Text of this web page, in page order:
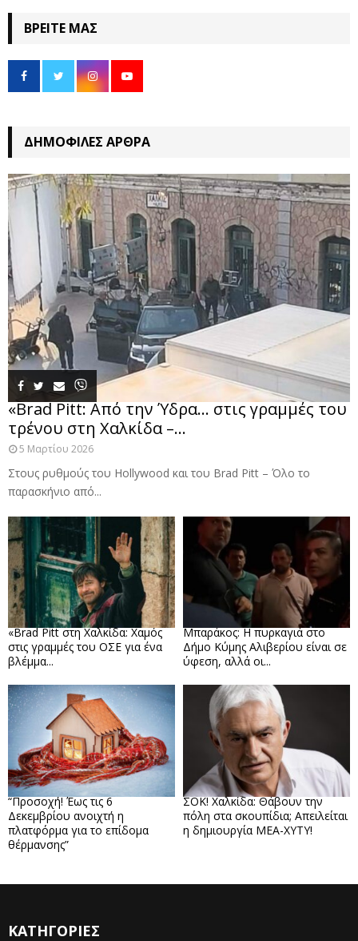
ΒΡΕΊΤΕ ΜΑΣ
ΔΗΜΟΦΙΛΈΣ ΆΡΘΡΑ
«Brad Pitt: Από την Ύδρα… στις γραμμές του
τρένου στη Χαλκίδα –...
5 Μαρτίου 2026
Στους ρυθμούς του Hollywood και του Brad Pitt – Όλο το
παρασκήνιο από...
«Brad Pitt στη Χαλκίδα: Χαμός
στις γραμμές του ΟΣΕ για ένα
βλέμμα...
Μπαράκος: Η πυρκαγιά στο
Δήμο Κύμης Αλιβερίου είναι σε
ύφεση, αλλά οι...
“Προσοχή! Έως τις 6
Δεκεμβρίου ανοιχτή η
πλατφόρμα για το επίδομα
θέρμανσης”
ΣΟΚ! Χαλκίδα: Θάβουν την
πόλη στα σκουπίδια; Απειλείται
η δημιουργία ΜΕΑ-ΧΥΤΥ!
ΚΑΤΗΓΟΡΙΕΣ